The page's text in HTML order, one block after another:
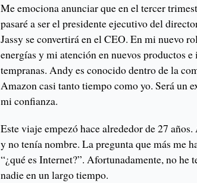
Me emociona anunciar que en el tercer
pasaré a ser el presidente ejecutivo del
Jassy se convertirá en el CEO. En mi nuevo
energías y mi atención en nuevos productos
tempranas. Andy es conocido dentro de la
Amazon casi tanto tiempo como yo. Será un
mi confianza.
Este viaje empezó hace alrededor de 27
y no tenía nombre. La pregunta que más me
“¿qué es Internet?”. Afortunadamente, no he
nadie en un largo tiempo.